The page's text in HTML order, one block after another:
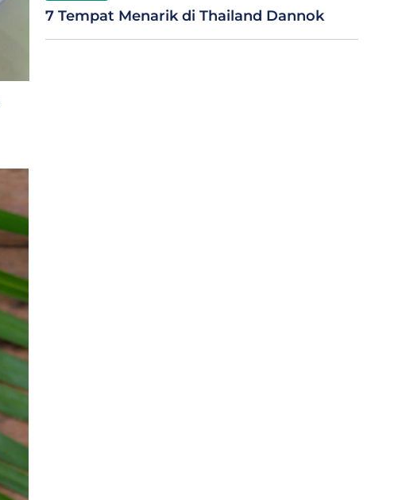
7 Tempat Menarik di Thailand Dannok